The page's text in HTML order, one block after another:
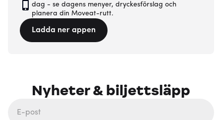
dag - se dagens menyer, dryckesförslag och
planera din Moveat-rutt.
Ladda ner appen
Nyheter & biljettsläpp